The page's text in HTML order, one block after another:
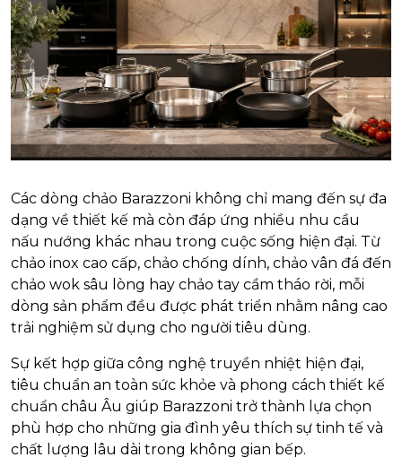
Các dòng chảo Barazzoni không chỉ mang đến sự đa
dạng về thiết kế mà còn đáp ứng nhiều nhu cầu
nấu nướng khác nhau trong cuộc sống hiện đại. Từ
chảo inox cao cấp, chảo chống dính, chảo vân đá đến
chảo wok sâu lòng hay chảo tay cầm tháo rời, mỗi
dòng sản phẩm đều được phát triển nhằm nâng cao
trải nghiệm sử dụng cho người tiêu dùng.
Sự kết hợp giữa công nghệ truyền nhiệt hiện đại,
tiêu chuẩn an toàn sức khỏe và phong cách thiết kế
chuẩn châu Âu giúp Barazzoni trở thành lựa chọn
phù hợp cho những gia đình yêu thích sự tinh tế và
chất lượng lâu dài trong không gian bếp.